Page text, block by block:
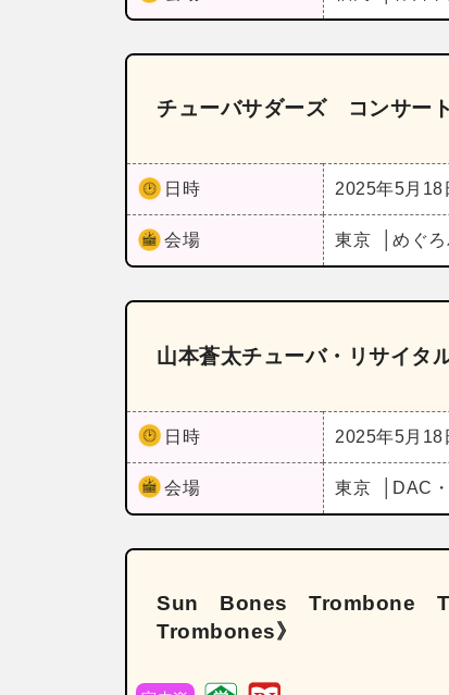
チューバサダーズ コンサー
日時 2025年5月18
会場 東京 めぐ
山本蒼太チューバ・リサイタ
日時 2025年5月18
会場 東京 DAC
Sun Bones Trombone
Trombones》